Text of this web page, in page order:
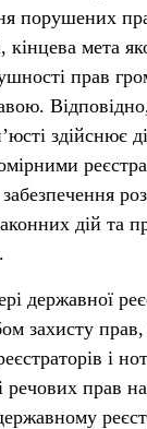
порушених
кінцева мета
прав
здійснює
дій та
державної
захисту
і
речових прав